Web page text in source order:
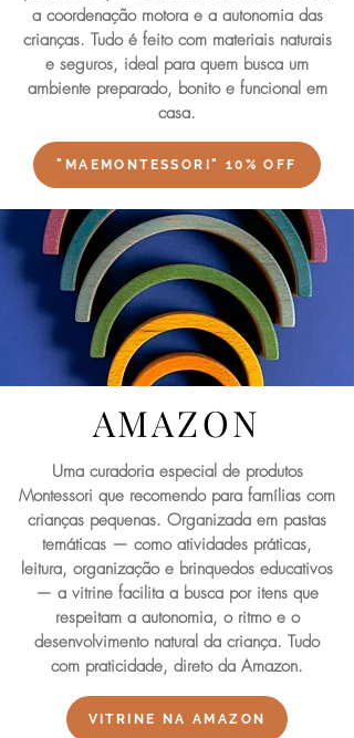
a coordenação motora e a autonomia das
crianças. Tudo é feito com materiais naturais
e seguros, ideal para quem busca um
ambiente preparado, bonito e funcional em
casa.
"MAEMONTESSORI" 10% OFF
AMAZON
Uma curadoria especial de produtos
Montessori que recomendo para famílias com
crianças pequenas. Organizada em pastas
temáticas — como atividades práticas,
leitura, organização e brinquedos educativos
— a vitrine facilita a busca por itens que
respeitam a autonomia, o ritmo e o
desenvolvimento natural da criança. Tudo
com praticidade, direto da Amazon.
VITRINE NA AMAZON